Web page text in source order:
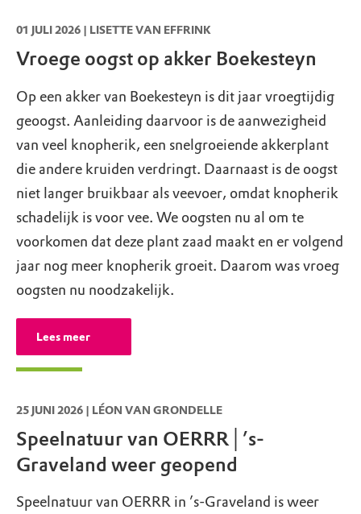
01 JULI 2026 | LISETTE VAN EFFRINK
Vroege oogst op akker Boekesteyn
Op een akker van Boekesteyn is dit jaar vroegtijdig
geoogst. Aanleiding daarvoor is de aanwezigheid
van veel knopherik, een snelgroeiende akkerplant
die andere kruiden verdringt. Daarnaast is de oogst
niet langer bruikbaar als veevoer, omdat knopherik
schadelijk is voor vee. We oogsten nu al om te
voorkomen dat deze plant zaad maakt en er volgend
jaar nog meer knopherik groeit. Daarom was vroeg
oogsten nu noodzakelijk.
Lees meer
25 JUNI 2026 | LÉON VAN GRONDELLE
Speelnatuur van OERRR│’s-
Graveland weer geopend
Speelnatuur van OERRR in ’s-Graveland is weer